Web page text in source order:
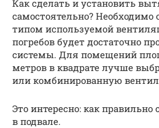
Как сделать и установить
самостоятельно? Необходимо
типом используемой
погребов будет достаточно
системы. Для помещений
метров в квадрате лучше
или комбинированную
Это интересно: как
в подвале.